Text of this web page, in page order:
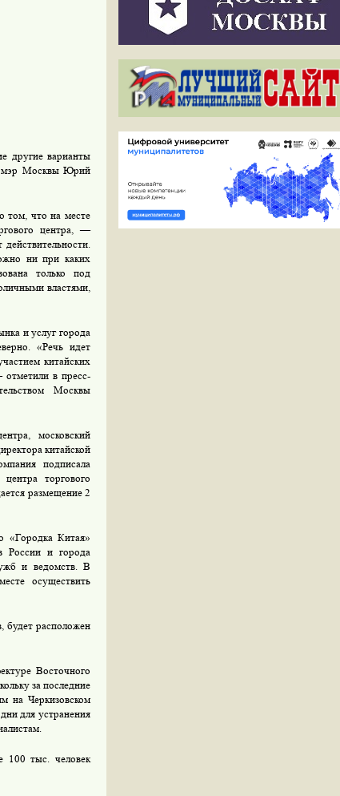
другие варианты
мэр Москвы Юрий
том, что на месте
центра, —
ни при каких
только под
властями,
и услуг города
«Речь идет
китайских
отметили в пресс-
Москвы
московский
китайской
подписала
торгового
размещение 2
«Городка Китая»
России и города
и ведомств. В
осуществить
будет расположен
Восточного
за последние
на Черкизовском
для устранения
100 тыс. человек